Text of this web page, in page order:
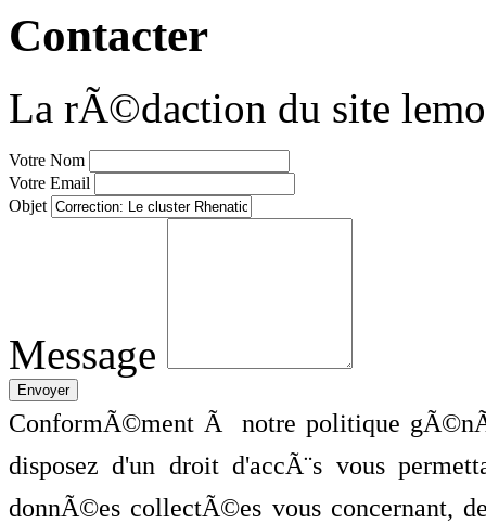
Contacter
La rÃ©daction du site
Votre Nom
Votre Email
Objet
Message
ConformÃ©ment Ã notre politique
disposez d'un droit d'accÃ¨s vous
donnÃ©es collectÃ©es vous concernant,